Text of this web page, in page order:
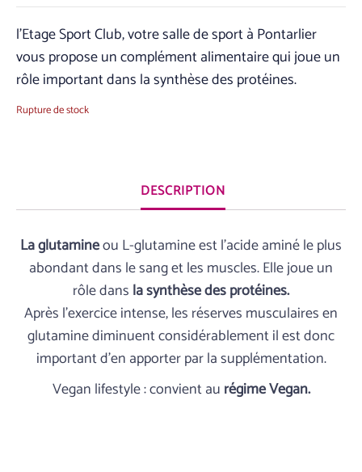
l’Etage Sport Club, votre salle de sport à Pontarlier
vous propose un complément alimentaire qui joue un
rôle important dans la synthèse des protéines.
Rupture de stock
DESCRIPTION
La glutamineou L-glutamine est l’acide aminé le plus
abondant dans le sang et les muscles. Elle joue un
rôle dans la synthèse des protéines.
Après l’exercice intense, les réserves musculaires en
glutamine diminuent considérablement il est donc
important d’en apporter par la supplémentation.
Vegan lifestyle : convient au régime Vegan.